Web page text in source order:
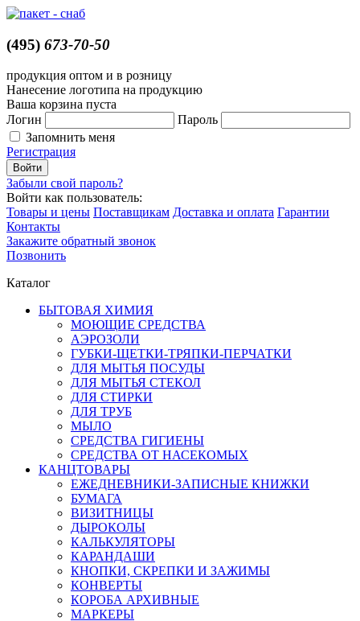
(495) 673-70-50
продукция оптом и в розницу
Нанесение логотипа на продукцию
Ваша корзина пуста
Логин
Пароль
Запомнить меня
Регистрация
Забыли свой пароль?
Войти как пользователь:
Товары и цены Поставщикам Доставка и оплата Гарантии
Контакты
Закажите обратный звонок
Позвонить
Каталог
БЫТОВАЯ ХИМИЯ
МОЮЩИЕ СРЕДСТВА
АЭРОЗОЛИ
ГУБКИ-ЩЕТКИ-ТРЯПКИ-ПЕРЧАТКИ
ДЛЯ МЫТЬЯ ПОСУДЫ
ДЛЯ МЫТЬЯ СТЕКОЛ
ДЛЯ СТИРКИ
ДЛЯ ТРУБ
МЫЛО
СРЕДСТВА ГИГИЕНЫ
СРЕДСТВА ОТ НАСЕКОМЫХ
КАНЦТОВАРЫ
ЕЖЕДНЕВНИКИ-ЗАПИСНЫЕ КНИЖКИ
БУМАГА
ВИЗИТНИЦЫ
ДЫРОКОЛЫ
КАЛЬКУЛЯТОРЫ
КАРАНДАШИ
КНОПКИ, СКРЕПКИ И ЗАЖИМЫ
КОНВЕРТЫ
КОРОБА АРХИВНЫЕ
МАРКЕРЫ